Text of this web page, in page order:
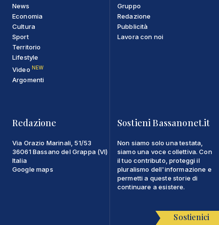
News
Economia
Cultura
Sport
Territorio
Lifestyle
Video NEW
Argomenti
Gruppo
Redazione
Pubblicità
Lavora con noi
Redazione
Via Orazio Marinali, 51/53
36061 Bassano del Grappa (VI)
Italia
Google maps
Sostieni Bassanonet.it
Non siamo solo una testata,
siamo una voce collettiva. Con
il tuo contributo, proteggi il
pluralismo dell'informazione e
permetti a queste storie di
continuare a esistere.
Sostienici